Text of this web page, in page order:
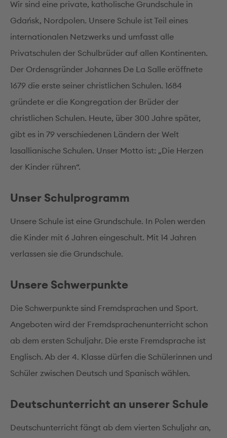
Wir sind eine private, katholische Grundschule in
Gdańsk, Nordpolen. Unsere Schule ist Teil eines
internationalen Netzwerks und umfasst alle
Privatschulen der Schulbrüder auf allen Kontinenten.
Der Ordensgründer Johannes De La Salle eröffnete
1679 die erste seiner christlichen Schulen. 1684
gründete er die Kongregation der Brüder der
christlichen Schulen. Heute, über 300 Jahre später,
gibt es in 79 verschiedenen Ländern der Welt
lasallianische Schulen. Unser Motto ist: „Die Herzen
der Kinder rühren“.
Unser Schulprogramm
Unsere Schule ist eine Grundschule. In Polen werden
die Kinder mit 6 Jahren eingeschult. Mit 14 Jahren
verlassen sie die Grundschule.
Unsere Schwerpunkte
Die Schwerpunkte sind Fremdsprachen und Sport.
Angeboten wird der Fremdsprachenunterricht schon
ab dem ersten Schuljahr. Die erste Fremdsprache ist
Englisch. Ab der 4. Klasse dürfen die Schülerinnen und
Schüler zwischen Deutsch und Spanisch wählen.
Deutschunterricht an unserer Schule
Deutschunterricht fängt ab dem vierten Schuljahr an,